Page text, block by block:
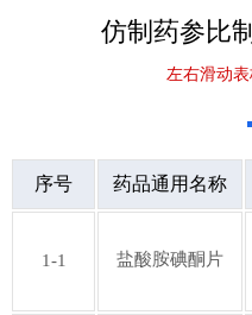
第七批
第九批
第十一批
仿制药参比
左右滑动
序号 药品通用名称
1-1 盐酸胺碘酮片